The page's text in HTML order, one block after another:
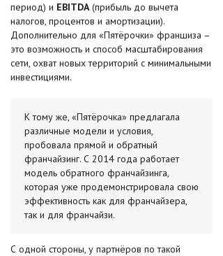
период) и EBITDA(прибыль до вычета
налогов, процентов и амортизации).
Дополнительно для «Пятёрочки» франшиза –
это возможность и способ масштабирования
сети, охват новых территорий с минимальными
инвестициями.
К тому же, «Пятёрочка» предлагала
различные модели и условия,
пробовала прямой и обратный
франчайзинг. С 2014 года работает
модель обратного франчайзинга,
которая уже продемонстрировала свою
эффективность как для франчайзера,
так и для франчайзи.
С одной стороны, у партнёров по такой